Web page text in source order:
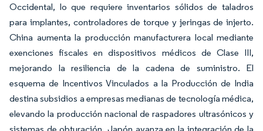
Occidental, lo que requiere inventarios sólidos de taladros
para implantes, controladores de torque y jeringas de injerto.
China aumenta la producción manufacturera local mediante
exenciones fiscales en dispositivos médicos de Clase III,
mejorando la resiliencia de la cadena de suministro. El
esquema de Incentivos Vinculados a la Producción de India
destina subsidios a empresas medianas de tecnología médica,
elevando la producción nacional de raspadores ultrasónicos y